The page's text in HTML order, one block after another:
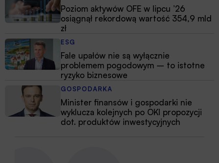
Poziom aktywów OFE w lipcu ’26
osiągnął rekordową wartość 354,9 mld
zł
ESG
Fale upałów nie są wyłącznie
problemem pogodowym – to istotne
ryzyko biznesowe
GOSPODARKA
Minister finansów i gospodarki nie
wyklucza kolejnych po OKI propozycji
dot. produktów inwestycyjnych